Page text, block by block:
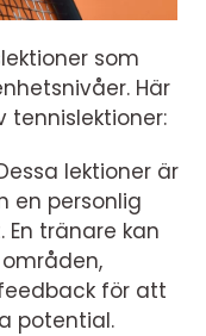
som
Här
tennislektioner:
lektioner är
en personlig
tränare kan
för att
potential.